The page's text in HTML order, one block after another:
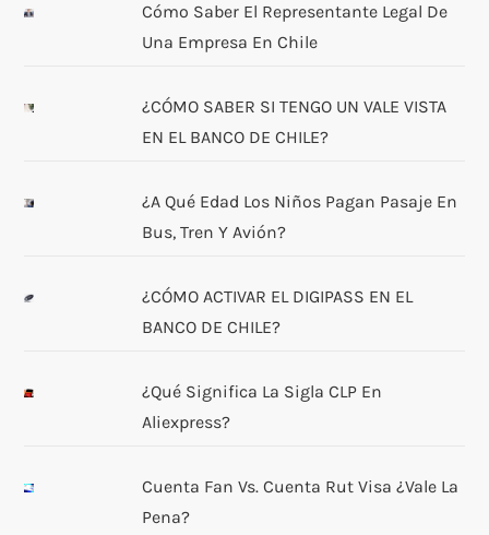
Cómo Saber El Representante Legal De
Una Empresa En Chile
¿CÓMO SABER SI TENGO UN VALE VISTA
EN EL BANCO DE CHILE?
¿A Qué Edad Los Niños Pagan Pasaje En
Bus, Tren Y Avión?
¿CÓMO ACTIVAR EL DIGIPASS EN EL
BANCO DE CHILE?
¿Qué Significa La Sigla CLP En
Aliexpress?
Cuenta Fan Vs. Cuenta Rut Visa ¿Vale La
Pena?